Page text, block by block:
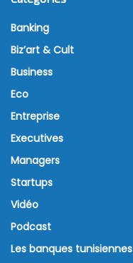
Banking
Biz’art & Cult
Business
Eco
Entreprise
Executives
Managers
Startups
Vidéo
Podcast
Les banques tunisiennes